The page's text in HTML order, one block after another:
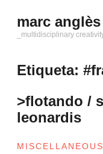
al
contenido
marc anglès
_multidisciplinary
Etiqueta:
>flotando /
leonardis
MISCELLANEOUS